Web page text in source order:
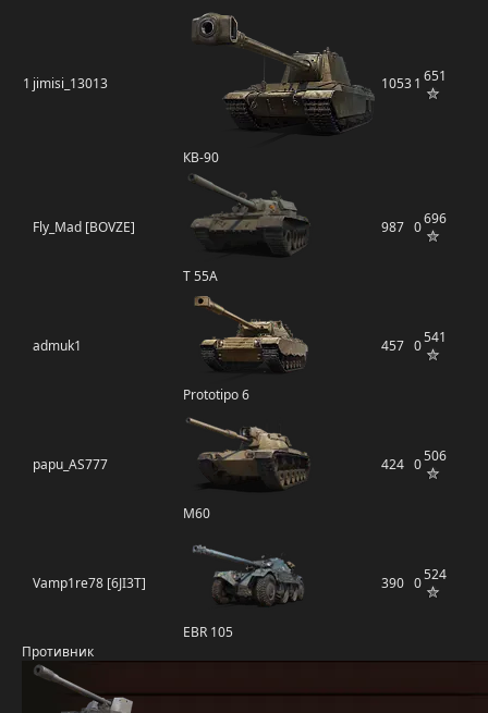
1 jimisi_13013
КВ-90
10531 651
Fly_Mad [BOVZE]
T 55A
987 0696
admuk1
Prototipo 6
457 0541
papu_AS777
M60
424 0506
Vamp1re78 [6JI3T]
EBR 105
390 0524
Противник